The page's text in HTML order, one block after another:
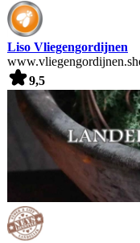
Liso Vliegengordijnen
9,5